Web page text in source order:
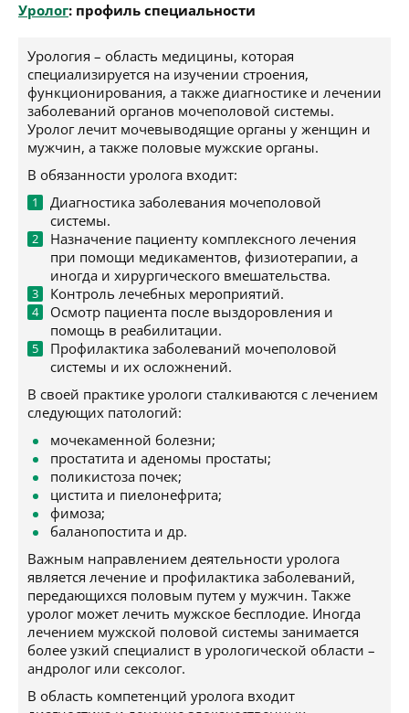
Уролог: профиль специальности
Урология – область медицины, которая
специализируется на изучении строения,
функционирования, а также диагностике и лечении
заболеваний органов мочеполовой системы.
Уролог лечит мочевыводящие органы у женщин и
мужчин, а также половые мужские органы.
В обязанности уролога входит:
Диагностика заболевания мочеполовой
системы.
Назначение пациенту комплексного лечения
при помощи медикаментов, физиотерапии, а
иногда и хирургического вмешательства.
Контроль лечебных мероприятий.
Осмотр пациента после выздоровления и
помощь в реабилитации.
Профилактика заболеваний мочеполовой
системы и их осложнений.
В своей практике урологи сталкиваются с лечением
следующих патологий:
мочекаменной болезни;
простатита и аденомы простаты;
поликистоза почек;
цистита и пиелонефрита;
фимоза;
баланопостита и др.
Важным направлением деятельности уролога
является лечение и профилактика заболеваний,
передающихся половым путем у мужчин. Также
уролог может лечить мужское бесплодие. Иногда
лечением мужской половой системы занимается
более узкий специалист в урологической области –
андролог или сексолог.
В область компетенций уролога входит